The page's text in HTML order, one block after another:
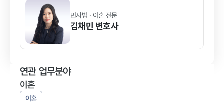
민사법 · 이혼 전문
김채민 변호사
연관 업무분야
이혼
이혼